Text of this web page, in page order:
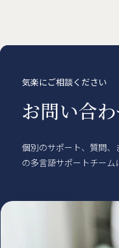
FAQ
概要
空
鍵と保険について
自
English
気楽にご相談ください
お問い合
個別のサポート、質問
の多言語サポートチーム